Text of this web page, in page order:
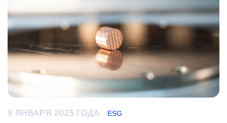
9 ЯНВАРЯ 2025 ГОДА ESG